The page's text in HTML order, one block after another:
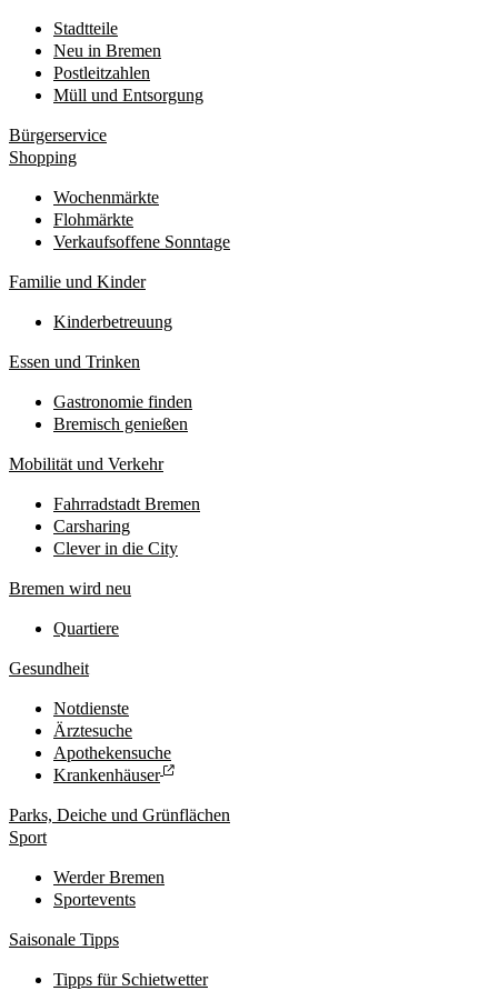
Stadtteile
Neu in Bremen
Postleitzahlen
Müll und Entsorgung
Bürgerservice
Shopping
Wochenmärkte
Flohmärkte
Verkaufsoffene Sonntage
Familie und Kinder
Kinderbetreuung
Essen und Trinken
Gastronomie finden
Bremisch genießen
Mobilität und Verkehr
Fahrradstadt Bremen
Carsharing
Clever in die City
Bremen wird neu
Quartiere
Gesundheit
Notdienste
Ärztesuche
Apothekensuche
Krankenhäuser
Parks, Deiche und Grünflächen
Sport
Werder Bremen
Sportevents
Saisonale Tipps
Tipps für Schietwetter